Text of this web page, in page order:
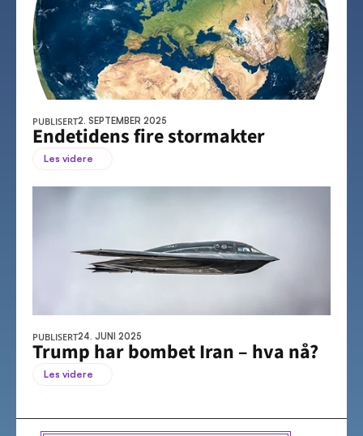
PUBLISERT2. SEPTEMBER 2025
Endetidens fire stormakter
Les videre
PUBLISERT24. JUNI 2025
Trump har bombet Iran – hva nå?
Les videre